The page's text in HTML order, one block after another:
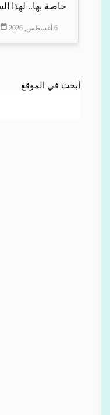
خاصة بها.. لهذا
6 أغسطس, 2026
أبحث في الموقع